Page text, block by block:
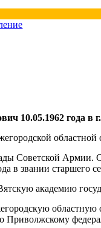
10.05.1962 года в
Советской Армии.
в звании старшего
академию
областную
Приволжскому